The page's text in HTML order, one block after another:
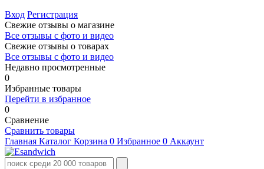
Вход Регистрация
Свежие отзывы о магазине
Все отзывы с фото и видео
Свежие отзывы о товарах
Все отзывы c фото и видео
Недавно просмотренные
0
Избранные товары
Перейти в избранное
0
Сравнение
Сравнить товары
Главная Каталог Корзина 0 Избранное 0 Аккаунт